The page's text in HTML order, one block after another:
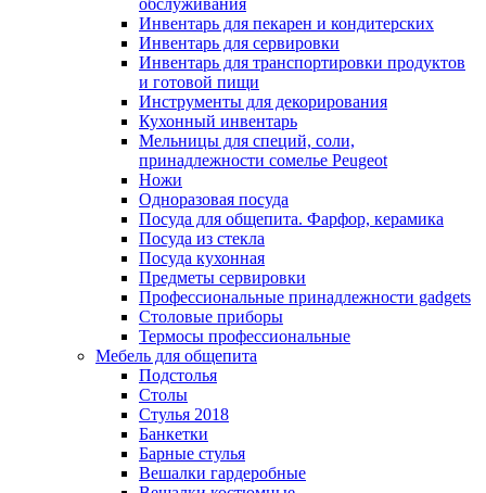
обслуживания
Инвентарь для пекарен и кондитерских
Инвентарь для сервировки
Инвентарь для транспортировки продуктов
и готовой пищи
Инструменты для декорирования
Кухонный инвентарь
Мельницы для специй, соли,
принадлежности сомелье Peugeot
Ножи
Одноразовая посуда
Посуда для общепита. Фарфор, керамика
Посуда из стекла
Посуда кухонная
Предметы сервировки
Профессиональные принадлежности gadgets
Столовые приборы
Термосы профессиональные
Мебель для общепита
Подстолья
Столы
Стулья 2018
Банкетки
Барные стулья
Вешалки гардеробные